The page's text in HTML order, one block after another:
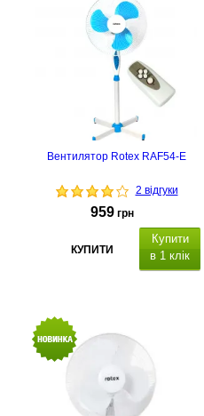
Вентилятор Rotex RAF54-E
2 відгуки
959 грн
КУПИТИ
Купити
в 1 клік